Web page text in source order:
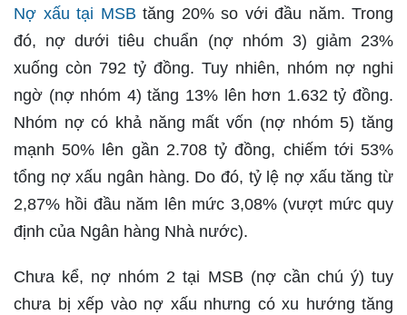
Nợ xấu tại MSB tăng 20% so với đầu năm. Trong
đó, nợ dưới tiêu chuẩn (nợ nhóm 3) giảm 23%
xuống còn 792 tỷ đồng. Tuy nhiên, nhóm nợ nghi
ngờ (nợ nhóm 4) tăng 13% lên hơn 1.632 tỷ đồng.
Nhóm nợ có khả năng mất vốn (nợ nhóm 5) tăng
mạnh 50% lên gần 2.708 tỷ đồng, chiếm tới 53%
tổng nợ xấu ngân hàng. Do đó, tỷ lệ nợ xấu tăng từ
2,87% hồi đầu năm lên mức 3,08% (vượt mức quy
định của Ngân hàng Nhà nước).
Chưa kể, nợ nhóm 2 tại MSB (nợ cần chú ý) tuy
chưa bị xếp vào nợ xấu nhưng có xu hướng tăng